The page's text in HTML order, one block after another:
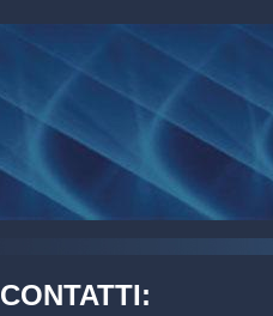
CONTATTI: